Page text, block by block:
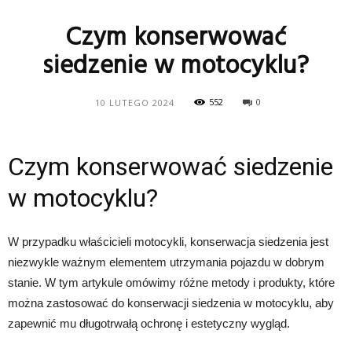
Czym konserwować
siedzenie w motocyklu?
10 LUTEGO 2024 552 0
Czym konserwować siedzenie
w motocyklu?
W przypadku właścicieli motocykli, konserwacja siedzenia jest
niezwykle ważnym elementem utrzymania pojazdu w dobrym
stanie. W tym artykule omówimy różne metody i produkty, które
można zastosować do konserwacji siedzenia w motocyklu, aby
zapewnić mu długotrwałą ochronę i estetyczny wygląd.